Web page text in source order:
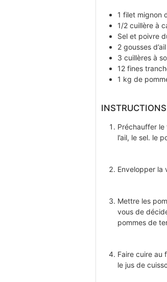
1 filet mignon
1/2 cuillère à
Sel et poivre
2 gousses d’ail
3 cuillères à
12 fines
1 kg de
INSTRUCTIONS
Préchauffer le
l’ail, le sel. le
Envelopper la
Mettre les
vous de
pommes de
Faire cuire au
le jus de